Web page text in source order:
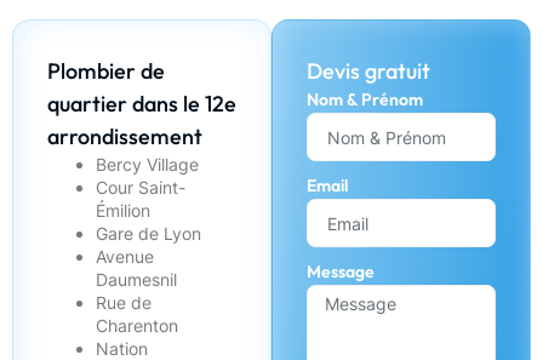
Plombier de
quartier dans le 12e
arrondissement
Bercy Village
Cour Saint-
Émilion
Gare de Lyon
Avenue
Daumesnil
Rue de
Charenton
Nation
Devis gratuit
Nom & Prénom
Email
Message